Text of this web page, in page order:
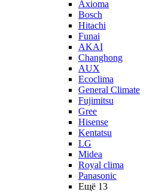
Axioma
Bosch
Hitachi
Funai
AKAI
Changhong
AUX
Ecoclima
General Climate
Fujimitsu
Gree
Hisense
Kentatsu
LG
Midea
Royal clima
Panasonic
Ещё 13